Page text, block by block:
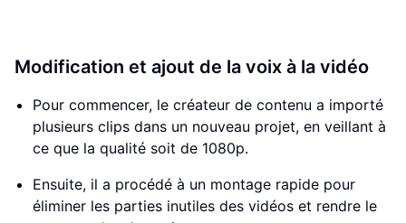
Modification et ajout de la voix à la vidéo
Pour commencer, le créateur de contenu a importé
plusieurs clips dans un nouveau projet, en veillant à
ce que la qualité soit de 1080p.
Ensuite, il a procédé à un montage rapide pour
éliminer les parties inutiles des vidéos et rendre le